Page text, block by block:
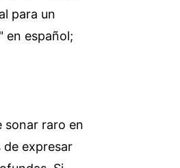
para un
en español;
sonar raro en
de expresar